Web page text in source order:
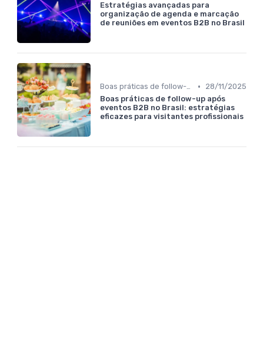
Estratégias avançadas para
organização de agenda e marcação
de reuniões em eventos B2B no Brasil
Boas práticas de follow-up após o evento •
28/11/2025
Boas práticas de follow-up após
eventos B2B no Brasil: estratégias
eficazes para visitantes profissionais